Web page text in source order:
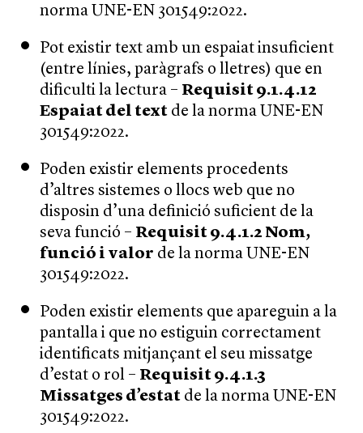
norma UNE-EN 301549:2022.
Pot existir text amb un espaiat insuficient
(entre línies, paràgrafs o lletres) que en
dificulti la lectura – Requisit 9.1.4.12
Espaiat del text de la norma UNE-EN
301549:2022.
Poden existir elements procedents
d’altres sistemes o llocs web que no
disposin d’una definició suficient de la
seva funció – Requisit 9.4.1.2 Nom,
funció i valor de la norma UNE-EN
301549:2022.
Poden existir elements que apareguin a la
pantalla i que no estiguin correctament
identificats mitjançant el seu missatge
d’estat o rol – Requisit 9.4.1.3
Missatges d’estat de la norma UNE-EN
301549:2022.